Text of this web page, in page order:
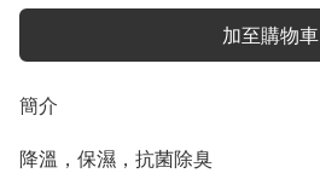
加至購物車
簡介
降溫，保濕，抗菌除臭